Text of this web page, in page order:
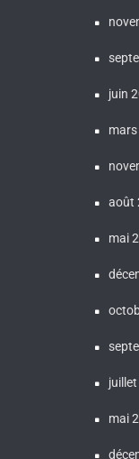
juin
août
mai
mai